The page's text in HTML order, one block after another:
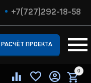
+7(727)292-18-58
РАСЧЁТ ПРОЕКТА
0